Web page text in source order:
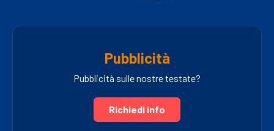
Pubblicità
Pubblicità sulle nostre testate?
Richiedi info